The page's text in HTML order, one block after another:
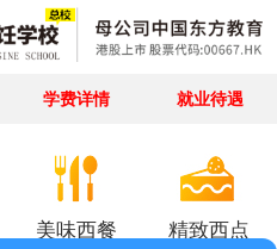
学费详情 就业待遇
美味西餐 精致西点